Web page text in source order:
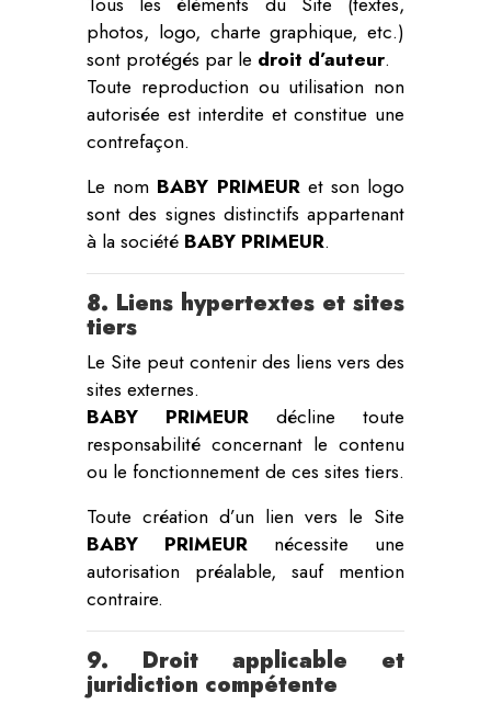
photos, logo, charte graphique, etc.)
sont protégés par le droit d’auteur.
Toute reproduction ou utilisation non
autorisée est interdite et constitue une
contrefaçon.
Le nom BABY PRIMEURet son logo
sont des signes distinctifs appartenant
à la société BABY PRIMEUR.
8. Liens hypertextes et sites
tiers
Le Site peut contenir des liens vers des
sites externes.
BABY PRIMEUR décline toute
responsabilité concernant le contenu
ou le fonctionnement de ces sites tiers.
Toute création d’un lien vers le Site
BABY PRIMEUR nécessite une
autorisation préalable, sauf mention
contraire.
9. Droit applicable et
juridiction compétente